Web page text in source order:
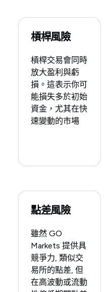
槓桿風險
槓桿交易會同時
放大盈利與虧
損。這表示你可
能損失多於初始
資金，尤其在快
速變動的市場
點差風險
雖然 GO
Markets 提供具
競爭力, 類似交
易所的點差, 但
在高波動或流動